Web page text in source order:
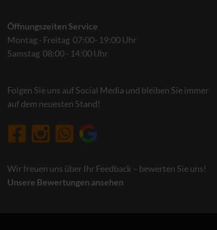
Öffnungszeiten Service
Montag - Freitag 07:00- 19:00 Uhr
Samstag 08:00 - 14:00 Uhr
Folgen Sie uns auf Social Media und bleiben Sie immer
auf dem neuesten Stand!
Wir freuen uns über Ihr Feedback – bewerten Sie uns!
Unsere Bewertungen ansehen